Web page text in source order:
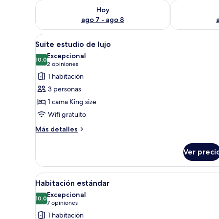
Hoy
ago 7 - ago 8
Consulta la disponibilidad para hoy ago 7 - ago 8
Consulta la
Abrir
todas
las
fotos
de
Suite
estudio
de
lujo
Una habitación de hotel
1
Suite estudio de lujo
10.010.0 de 10
Excepcional
2 opiniones
(2
opiniones)
1 habitación
3 personas
1 cama King size
Wifi gratuito
Más detalles
Más
estudio
de
lujo
Ver
Abrir
todas
las
fotos
Habitación de hotel con
1
Habitación estándar
10.010.0 de 10
Excepcional
7 opiniones
(7
opiniones)
1 habitación